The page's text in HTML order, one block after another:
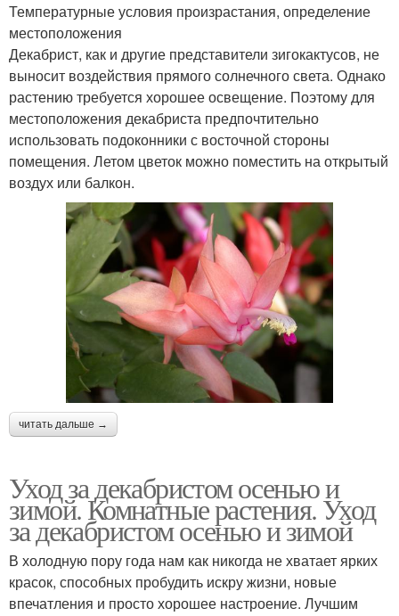
Температурные условия произрастания, определение
местоположения
Декабрист, как и другие представители зигокактусов, не
выносит воздействия прямого солнечного света. Однако
растению требуется хорошее освещение. Поэтому для
местоположения декабриста предпочтительно
использовать подоконники с восточной стороны
помещения. Летом цветок можно поместить на открытый
воздух или балкон.
читать дальше →
Уход за декабристом осенью и
зимой. Комнатные растения. Уход
за декабристом осенью и зимой
В холодную пору года нам как никогда не хватает ярких
красок, способных пробудить искру жизни, новые
впечатления и просто хорошее настроение. Лучшим